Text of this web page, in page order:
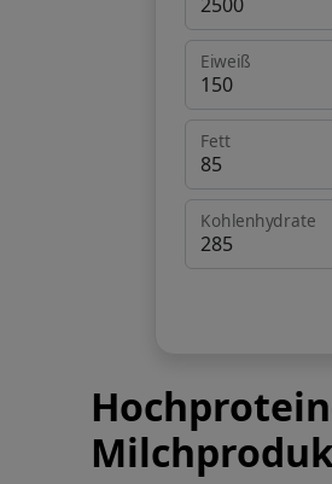
Eiweiß
Fett
Kohlenhydrate